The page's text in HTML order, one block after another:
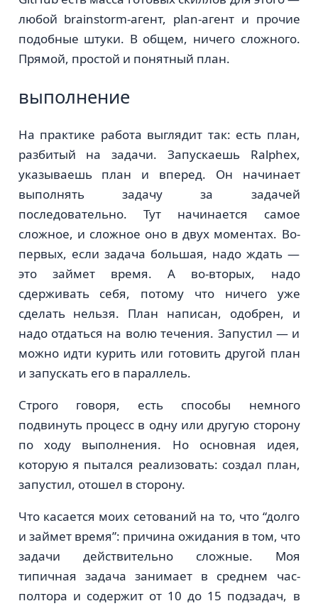
любой brainstorm-агент, plan-агент и прочие
подобные штуки. В общем, ничего сложного.
Прямой, простой и понятный план.
выполнение
На практике работа выглядит так: есть план,
разбитый на задачи. Запускаешь Ralphex,
указываешь план и вперед. Он начинает
выполнять задачу за задачей
последовательно. Тут начинается самое
сложное, и сложное оно в двух моментах. Во-
первых, если задача большая, надо ждать —
это займет время. А во-вторых, надо
сдерживать себя, потому что ничего уже
сделать нельзя. План написан, одобрен, и
надо отдаться на волю течения. Запустил — и
можно идти курить или готовить другой план
и запускать его в параллель.
Строго говоря, есть способы немного
подвинуть процесс в одну или другую сторону
по ходу выполнения. Но основная идея,
которую я пытался реализовать: создал план,
запустил, отошел в сторону.
Что касается моих сетований на то, что “долго
и займет время”: причина ожидания в том, что
задачи действительно сложные. Моя
типичная задача занимает в среднем час-
полтора и содержит от 10 до 15 подзадач, в